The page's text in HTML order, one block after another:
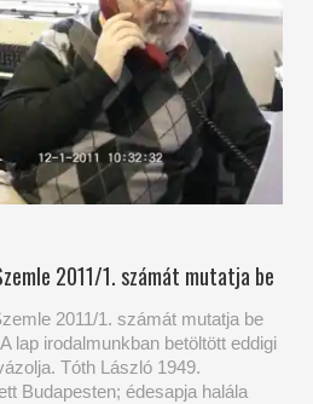
2011/1. számát mutatja be
2011/1. számát mutatja be
lap irodalmunkban betöltött eddigi
Tóth László 1949.
Budapesten; édesapja halála